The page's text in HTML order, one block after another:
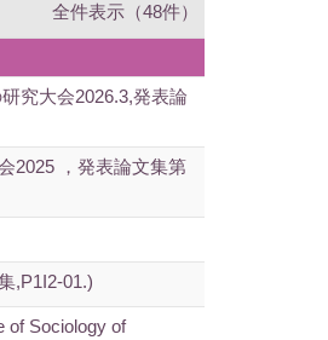
全件表示（48件）
究大会2026.3,発表論
2025 ，発表論文集第
,P1I2-01.)
of Sociology of